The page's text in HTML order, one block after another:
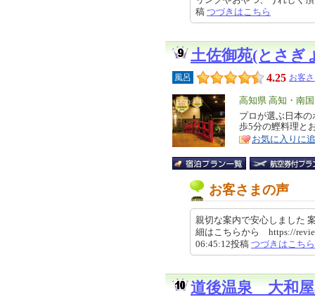
稿 つづきはこちら
土佐御苑(とさぎ
風呂 4.25 お客
エ
リ
ア
高知県 高知・南
特
徴
プロが選ぶ日本
歩5分の鰹料理と
お気に入りに
お客さまの声
親切な案内で安心しました
細はこちらから https://
06:45:12投稿 つづきはこちら
道後温泉 大和